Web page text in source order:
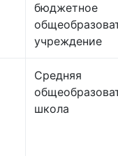
бюджетное
учреждение
Средняя
школа